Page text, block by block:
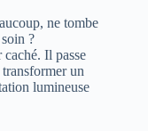
ne tombe
?
caché. Il passe
un
lumineuse